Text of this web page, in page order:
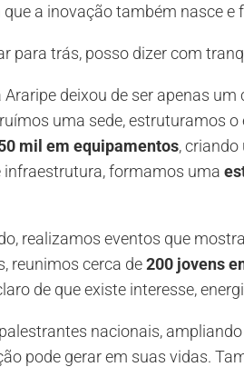
a inovação também nasce e
para trás, posso dizer com
Araripe deixou de ser apenas
uma sede, estruturamos
mil em equipamentos,
infraestrutura, formamos uma
realizamos eventos que
reunimos cerca de200 jovens
de que existe interesse,
nacionais,
pode gerar em suas vidas.